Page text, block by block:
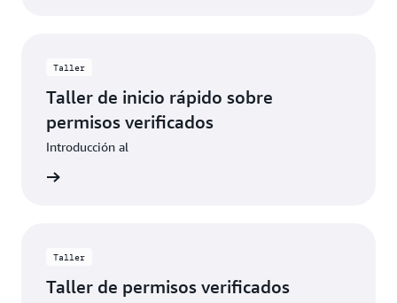
Taller
Taller de inicio rápido sobre
permisos verificados
Introducción al
Taller
Taller de permisos verificados